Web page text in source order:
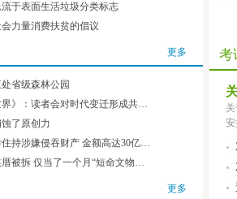
于表面生活垃圾分类标志
力量消费扶贫的倡议
更多
省级森林公园
》：读者会对时代变迁形成共…
了原创力
持涉嫌侵吞财产 金额高达30亿…
被拆 仅当了一个月“短命文物…
更多
考